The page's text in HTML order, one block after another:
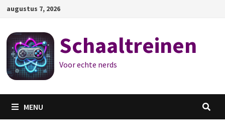
Ga
de
inhoud
augustus 7, 2026
Schaaltreinen
Voor echte nerds
MENU